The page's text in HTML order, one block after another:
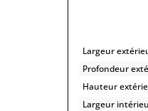
Largeur
Profondeur
Hauteur
Largeur